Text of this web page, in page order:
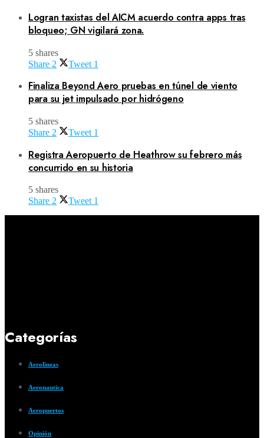
Logran taxistas del AICM acuerdo contra apps tras
bloqueo; GN vigilará zona.
5 shares
Share 2 Tweet 1
Finaliza Beyond Aero pruebas en túnel de viento
para su jet impulsado por hidrógeno
5 shares
Share 2 Tweet 1
Registra Aeropuerto de Heathrow su febrero más
concurrido en su historia
5 shares
Share 2 Tweet 1
Categorías
Aerolíneas
Aeronautica
Aeropuertos
Opinión